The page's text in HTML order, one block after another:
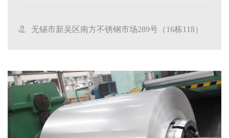
无锡市新吴区南方不锈钢市场289号（16栋118）